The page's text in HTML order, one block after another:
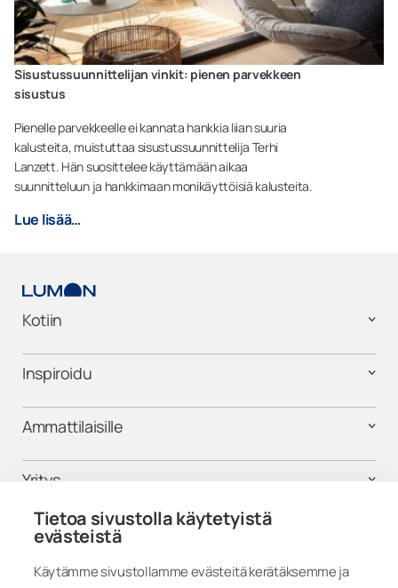
Tietoa sivustolla käytetyistä
evästeistä
Käytämme sivustollamme evästeitä kerätäksemme ja
Sisustussuunnittelijan vinkit: pienen parvekkeen
sisustus
Pienelle parvekkeelle ei kannata hankkia liian suuria
kalusteita, muistuttaa sisustussuunnittelija Terhi
Lanzett. Hän suosittelee käyttämään aikaa
suunnitteluun ja hankkimaan monikäyttöisiä kalusteita.
Lue lisää…
Kotiin
Inspiroidu
Ammattilaisille
Yritys
Tuki